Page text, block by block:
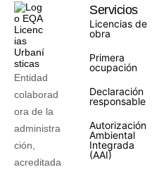
Entidad
colaborad
ora de la
administra
ción,
acreditada
Servicios
Licencias de
obra
Primera
ocupación
Declaración
responsable
Autorización
Ambiental
Integrada
(AAI)